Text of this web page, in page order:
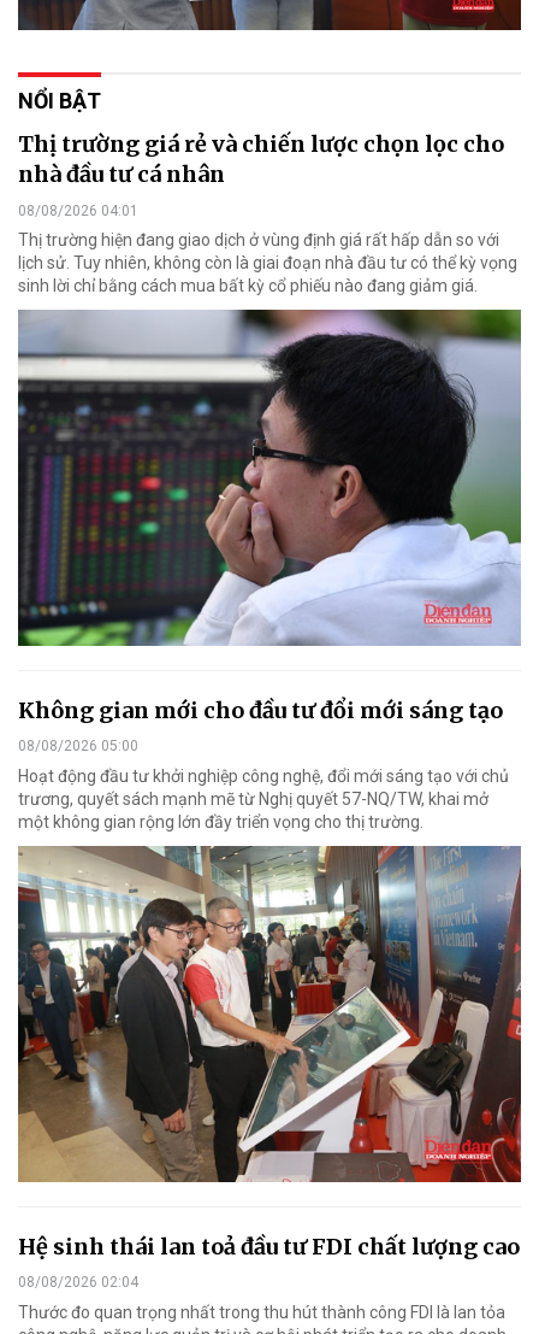
NỔI BẬT
Thị trường giá rẻ và chiến lược chọn lọc cho
nhà đầu tư cá nhân
08/08/2026 04:01
Thị trường hiện đang giao dịch ở vùng định giá rất hấp dẫn so với
lịch sử. Tuy nhiên, không còn là giai đoạn nhà đầu tư có thể kỳ vọng
sinh lời chỉ bằng cách mua bất kỳ cổ phiếu nào đang giảm giá.
Không gian mới cho đầu tư đổi mới sáng tạo
08/08/2026 05:00
Hoạt động đầu tư khởi nghiệp công nghệ, đổi mới sáng tạo với chủ
trương, quyết sách mạnh mẽ từ Nghị quyết 57-NQ/TW, khai mở
một không gian rộng lớn đầy triển vọng cho thị trường.
Hệ sinh thái lan toả đầu tư FDI chất lượng cao
08/08/2026 02:04
Thước đo quan trọng nhất trong thu hút thành công FDI là lan tỏa